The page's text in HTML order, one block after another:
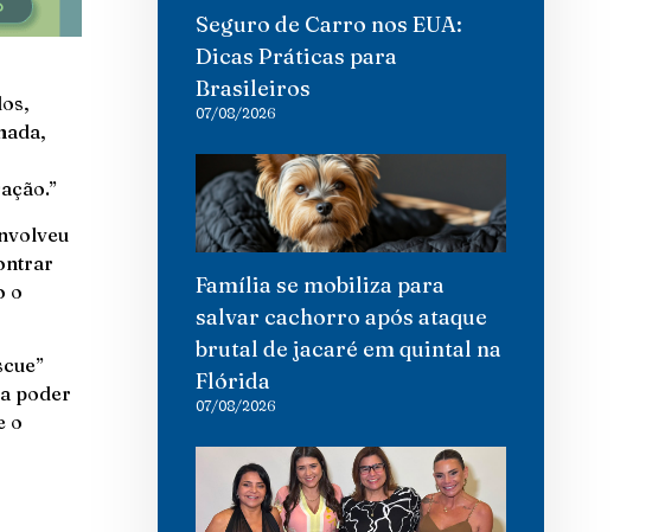
o
poder
o
Seguro de Carro nos EUA:
Dicas Práticas para
Brasileiros
07/08/2026
Família se mobiliza para
salvar cachorro após ataque
brutal de jacaré em quintal na
Flórida
07/08/2026